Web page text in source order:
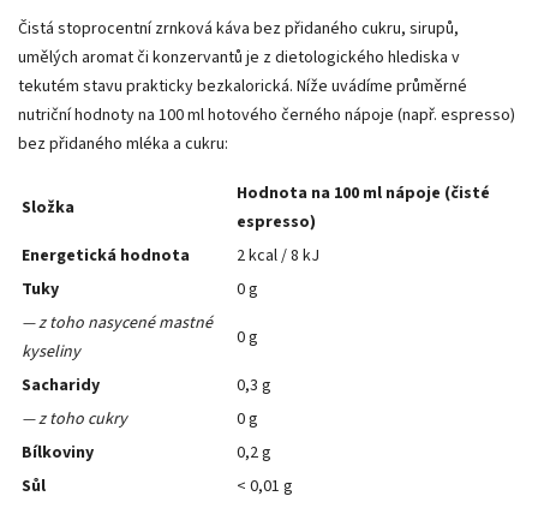
Čistá stoprocentní zrnková káva bez přidaného cukru, sirupů,
umělých aromat či konzervantů je z dietologického hlediska v
tekutém stavu prakticky bezkalorická. Níže uvádíme průměrné
nutriční hodnoty na 100 ml hotového černého nápoje (např. espresso)
bez přidaného mléka a cukru:
Složka
Hodnota na 100 ml nápoje (čisté
espresso)
Energetická hodnota
2 kcal / 8 kJ
Tuky
0 g
— z toho nasycené mastné
kyseliny
0 g
Sacharidy
0,3 g
— z toho cukry
0 g
Bílkoviny
0,2 g
Sůl
< 0,01 g